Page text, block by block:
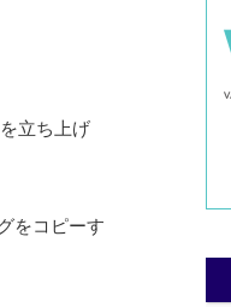
立ち上げ
をコピーす